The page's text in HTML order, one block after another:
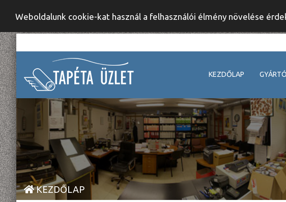
Weboldalunk cookie-kat használ a felhasználói élmény növelése
KEZDŐLAP
KEZDŐLAP